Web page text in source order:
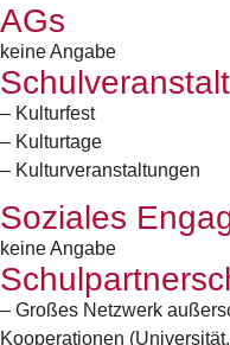
AGs
keine Angabe
– Kulturfest
– Kulturtage
– Kulturveranstaltungen
Soziales
keine Angabe
– Großes Netzwerk
Kooperationen